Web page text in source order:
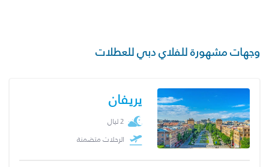
وجهات مشهورة للفلاي دبي للعطلات
يريفان
2 ليال
الرحلات متضمنة